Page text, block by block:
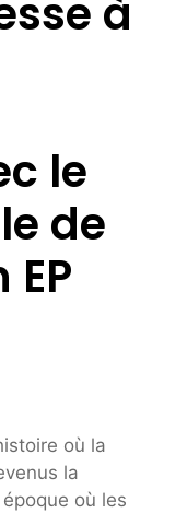
à
le
de
où la
la
où les